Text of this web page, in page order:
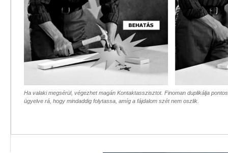
Ha valaki megsérül, végezhet magán Kontaktasszisztot. Finoman duplikálja
ügyelve rá, hogy mindaddig folytassa, amíg a fájdalom szét nem oszlik.